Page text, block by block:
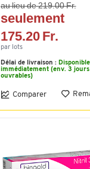
au lieu de 219.00 Fr.
seulement
175.20 Fr.
par lots
Délai de livraison : Disponible
immédiatement (env. 3 jours
ouvrables)
Comparer